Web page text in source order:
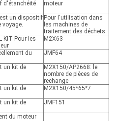
d'étanchéité
moteur
est un dispositif
voyage.
Pour l'utilisation dans
les machines de
traitement des déchets
KIT Pour les
M2X63
du
JMF64
un kit de
M2X150/AP2668: le
nombre de pièces de
rechange
un kit de
M2X150/45*65*7
un kit de
JMF151
du moteur